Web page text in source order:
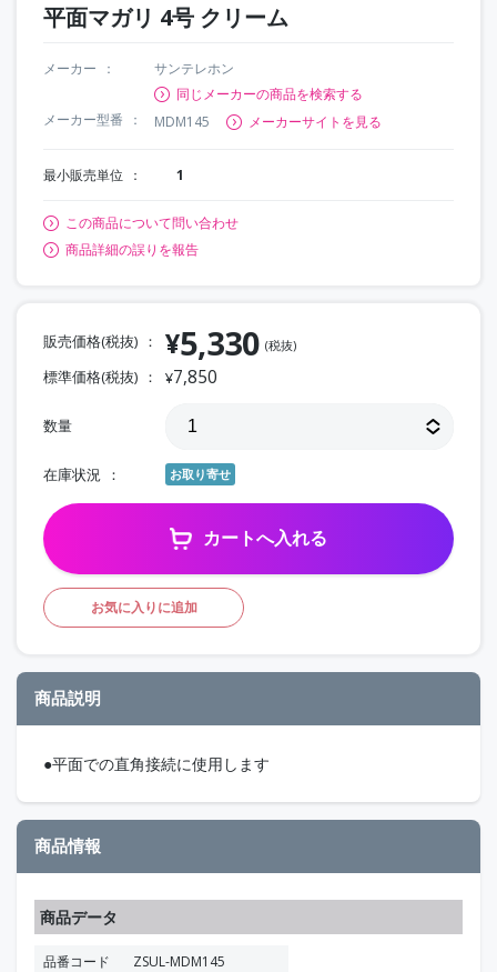
平面マガリ 4号 クリーム
メーカー
サンテレホン
同じメーカーの商品を検索する
メーカー型番
MDM145 メーカーサイトを見る
最小販売単位 1
この商品について問い合わせ
商品詳細の誤りを報告
販売価格(税抜) ¥5,330 (税抜)
標準価格(税抜) ¥7,850
数量
在庫状況 お取り寄せ
カートへ入れる
お気に入りに追加
商品説明
●平面での直角接続に使用します
商品情報
商品データ
品番コード
ZSUL-MDM145